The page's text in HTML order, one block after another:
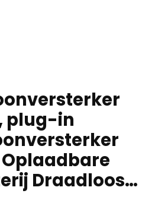
plug-in
Draadloos…